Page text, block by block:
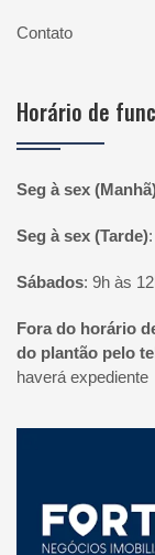
Contato
Horário de
Seg à sex
Seg à sex (Tarde):
Sábados: 9h às
Fora do horário
do plantão pelo
haverá expediente